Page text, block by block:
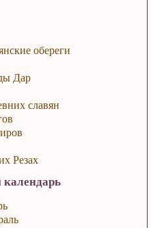
обереги
Дар
славян
Резах